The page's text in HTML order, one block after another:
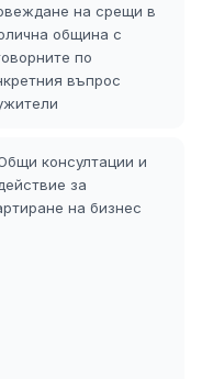
на срещи в
община с
по
въпрос
консултации и
за
на бизнес